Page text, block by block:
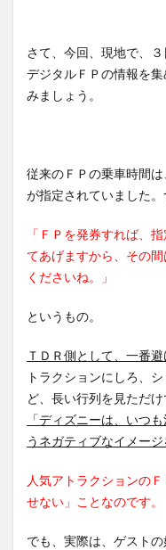
さて、今回、現地で、
デジタルＦＰの情報を
みましょう。
従来のＦＰの乗車時間
が指定されていました。
「ＦＰを発券すれば、
てあげますから、その
くださいね。」
というもの。
ＴＤＲ側として、一番
トラクションにしろ、
ど、長い行列を見ただ
「ディズニーは、いつ
うネガティブなイメージ
人気アトラクションの
せない」ことなのです。
でも、実際は、ゲスト